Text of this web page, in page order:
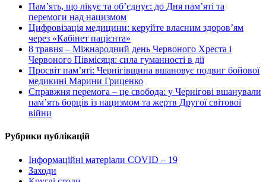
Пам’ять, що лікує та об’єднує: до Дня пам’яті та
перемоги над нацизмом
Цифровізація медицини: керуйте власним здоров’ям
через «Кабінет пацієнта»
8 травня – Міжнародний день Червоного Хреста і
Червоного Півмісяця: сила гуманності в дії
Просвіт пам’яті: Чернігівщина вшановує подвиг бойової
медикині Марини Гриценко
Справжня перемога – це свобода: у Чернігові вшанували
пам’ять борців із нацизмом та жертв Другої світової
війни
Рубрики публікацій
Інформаційні матеріали COVID – 19
Заходи